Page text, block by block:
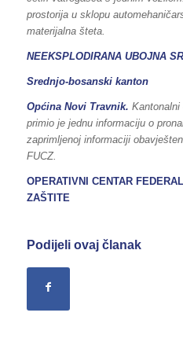
prostorija u sklopu
materijalna šteta.
NEEKSPLODIRANA UBOJNA
Srednjo-bosanski kanton
Općina Novi Travnik.
primio je jednu informaciju o
zaprimljenoj informaciji
FUCZ.
OPERATIVNI CENTAR
ZAŠTITE
Podijeli ovaj članak